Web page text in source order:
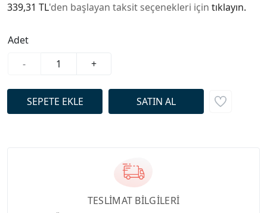
339,31 TL'den başlayan taksit seçenekleri için tıklayın.
Adet
-
+
TESLİMAT BİLGİLERİ